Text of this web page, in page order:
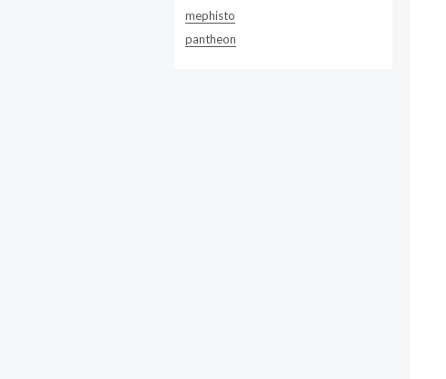
mephisto
pantheon